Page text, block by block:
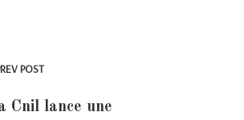
POST
Cnil lance une